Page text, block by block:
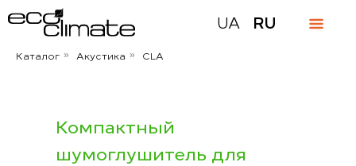
UA RU
Каталог » Акустика » CLA
Компактный
шумоглушитель для